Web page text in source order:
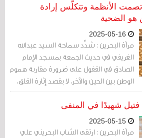
سياسية، في واحدة من أوسع حملات
الاعتقال التي تشهدها المملكة منذ سنوات.
الاحتجاز، في حين أُفرج عن خمسة فقط.
الأنظمة وتتكلّس إرادة
هو الضحية
مرآة البحرين : شدَّد سماحة السيد عبدالله
الغريفي في حديث الجمعة بمسجد الإمام
الصادق في القفول على ضرورة مقاربة هموم
الوطن بين الحين والآخر، لا بقصد إثارة القلق،
بل لتنقية الأجواء الوطنية، مشيرًا إلى أن “لا
وطن يخلو من مكدرات وأزمات، لكن تجاهلها
لا يخدم الصالح العام”.
شهيدًا في المنفى
مرآة البحرين : ارتقى الشاب البحريني علي